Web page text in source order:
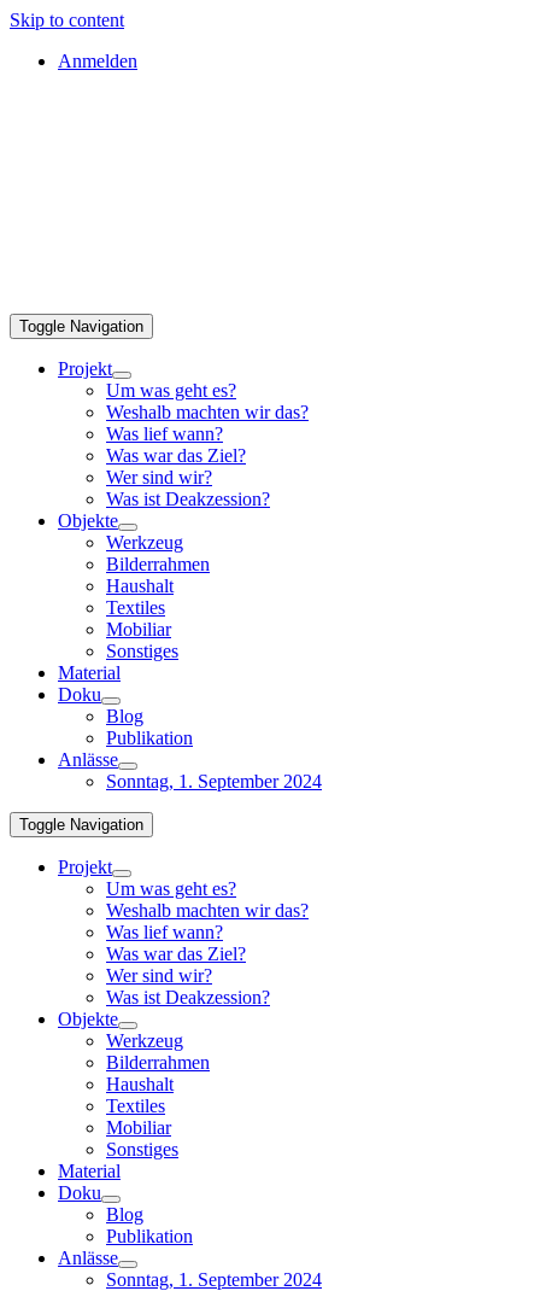
Skip to content
Anmelden
Toggle Navigation
Projekt
Um was geht es?
Weshalb machten wir das?
Was lief wann?
Was war das Ziel?
Wer sind wir?
Was ist Deakzession?
Objekte
Werkzeug
Bilderrahmen
Haushalt
Textiles
Mobiliar
Sonstiges
Material
Doku
Blog
Publikation
Anlässe
Sonntag, 1. September 2024
Toggle Navigation
Projekt
Um was geht es?
Weshalb machten wir das?
Was lief wann?
Was war das Ziel?
Wer sind wir?
Was ist Deakzession?
Objekte
Werkzeug
Bilderrahmen
Haushalt
Textiles
Mobiliar
Sonstiges
Material
Doku
Blog
Publikation
Anlässe
Sonntag, 1. September 2024